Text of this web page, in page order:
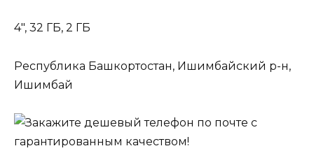
4″, 32 ГБ, 2 ГБ
Республика Башкортостан, Ишимбайский р-н,
Ишимбай